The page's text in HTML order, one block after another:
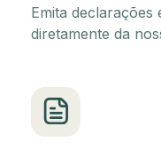
Emita declarações
diretamente da